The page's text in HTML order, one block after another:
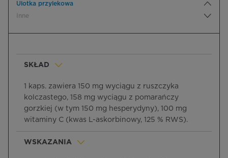
Ulotka przylekowa
Inne
SKŁAD
1 kaps. zawiera 150 mg wyciągu z ruszczyka
kolczastego, 158 mg wyciągu z pomarańczy
gorzkiej (w tym 150 mg hesperydyny), 100 mg
witaminy C (kwas L-askorbinowy, 125 % RWS).
WSKAZANIA